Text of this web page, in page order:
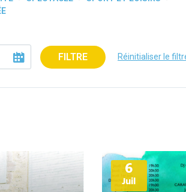
FILTRE Réinitialiser le
6
Juil
Plus
d'informations